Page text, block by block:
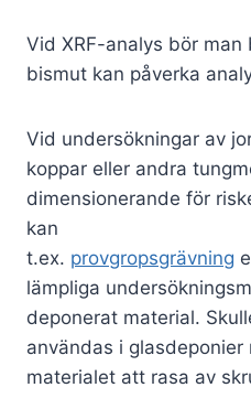
Vid XRF-analys bör
bismut kan påverka
Vid undersökningar av
koppar eller andra
dimensionerande för
kan
t.ex. provgropsgrävning
lämpliga
deponerat material.
användas i
materialet att rasa av